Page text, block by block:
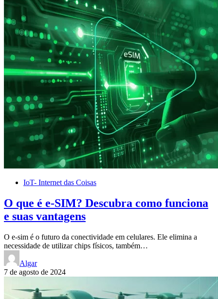
IoT- Internet das Coisas
O que é e-SIM? Descubra como funciona
e suas vantagens
O e-sim é o futuro da conectividade em celulares. Ele elimina a
necessidade de utilizar chips físicos, também…
Algar
7 de agosto de 2024